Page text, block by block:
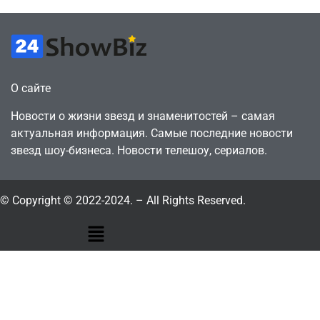
О сайте
Новости о жизни звезд и знаменитостей – самая
актуальная информация. Самые последние новости
звезд шоу-бизнеса. Новости телешоу, сериалов.
© Copyright © 2022-2024. – All Rights Reserved.